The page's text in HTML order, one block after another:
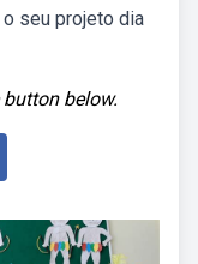
seu projeto dia
below.